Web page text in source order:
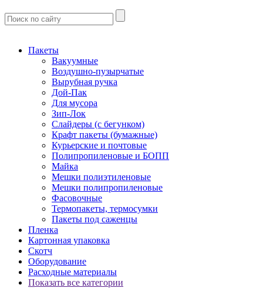
Пакеты
Вакуумные
Воздушно-пузырчатые
Вырубная ручка
Дой-Пак
Для мусора
Зип-Лок
Слайдеры (с бегунком)
Крафт пакеты (бумажные)
Курьерские и почтовые
Полипропиленовые и БОПП
Майка
Мешки полиэтиленовые
Мешки полипропиленовые
Фасовочные
Термопакеты, термосумки
Пакеты под саженцы
Пленка
Картонная упаковка
Скотч
Оборудование
Расходные материалы
Показать все категории